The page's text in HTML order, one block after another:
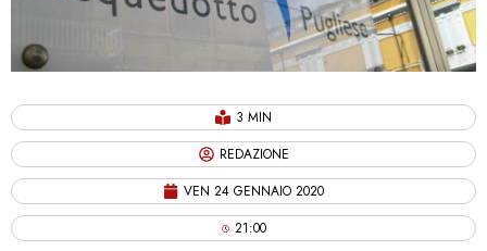
3 MIN
REDAZIONE
VEN 24 GENNAIO 2020
21:00